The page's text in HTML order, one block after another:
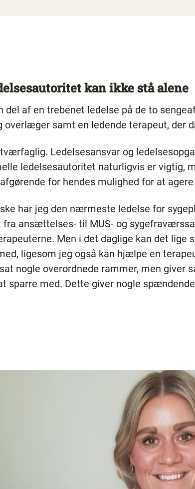
kan ikke stå alene
del af en trebenet ledelse på de to
overlæger samt en ledende terapeut, der
Ledelsesansvar og
ledelsesautoritet naturligvis er vigtig,
for hendes mulighed for at
har jeg den nærmeste ledelse for
fra ansættelses- til MUS- og
Men i det daglige kan det lige
ligesom jeg også kan hjælpe en
nogle overordnede rammer, men giver
sparre med. Dette giver nogle